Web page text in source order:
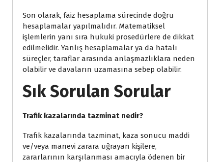
Son olarak, faiz hesaplama sürecinde doğru
hesaplamalar yapılmalıdır. Matematiksel
işlemlerin yanı sıra hukuki prosedürlere de dikkat
edilmelidir. Yanlış hesaplamalar ya da hatalı
süreçler, taraflar arasında anlaşmazlıklara neden
olabilir ve davaların uzamasına sebep olabilir.
Sık Sorulan Sorular
Trafik kazalarında tazminat nedir?
Trafik kazalarında tazminat, kaza sonucu maddi
ve/veya manevi zarara uğrayan kişilere,
zararlarının karşılanması amacıyla ödenen bir